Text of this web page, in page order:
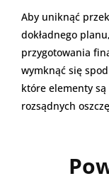
Aby uniknąć
dokładnego
przygotowania
wymknąć się
które elementy
rozsądnych